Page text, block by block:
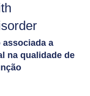
a
na qualidade de